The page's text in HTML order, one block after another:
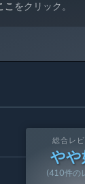
加護もあり、プ
宝物です。プレ
こ をクリック。
総合レビ
やや
(410件の